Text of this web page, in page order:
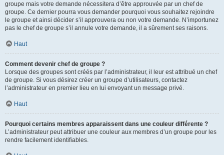
groupe mais votre demande nécessitera d’être approuvée par un chef de
groupe. Ce dernier pourra vous demander pourquoi vous souhaitez rejoindre
le groupe et ainsi décider s’il approuvera ou non votre demande. N’importunez
pas le chef de groupe s’il annule votre demande, il a sûrement ses raisons.
Haut
Comment devenir chef de groupe ?
Lorsque des groupes sont créés par l’administrateur, il leur est attribué un chef
de groupe. Si vous désirez créer un groupe d’utilisateurs, contactez
l’administrateur en premier lieu en lui envoyant un message privé.
Haut
Pourquoi certains membres apparaissent dans une couleur différente ?
L’administrateur peut attribuer une couleur aux membres d’un groupe pour les
rendre facilement identifiables.